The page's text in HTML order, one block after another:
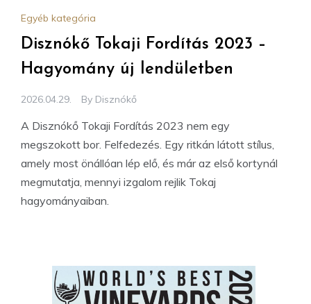
Egyéb kategória
Disznókő Tokaji Fordítás 2023 –
Hagyomány új lendületben
2026.04.29. By Disznókő
A Disznókő Tokaji Fordítás 2023 nem egy
megszokott bor. Felfedezés. Egy ritkán látott stílus,
amely most önállóan lép elő, és már az első kortynál
megmutatja, mennyi izgalom rejlik Tokaj
hagyományaiban.